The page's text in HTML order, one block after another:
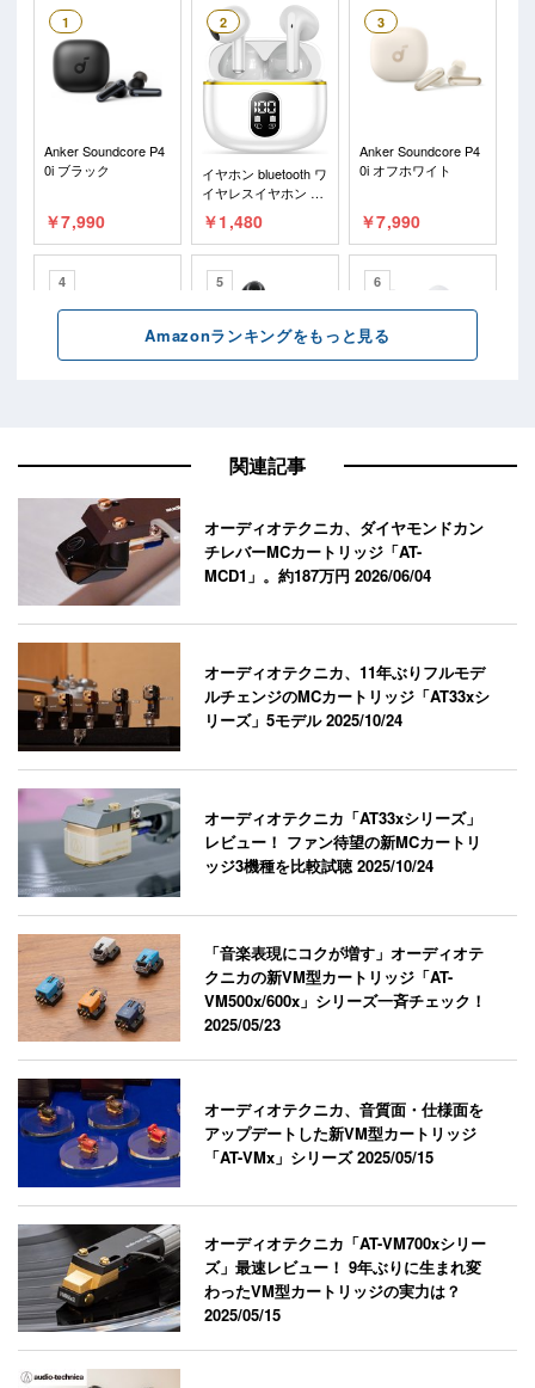
関連記事
オーディオテクニカ、ダイヤモンドカン
チレバーMCカートリッジ「AT-
MCD1」。約187万円2026/06/04
オーディオテクニカ、11年ぶりフルモデ
ルチェンジのMCカートリッジ「AT33xシ
リーズ」5モデル2025/10/24
オーディオテクニカ「AT33xシリーズ」
レビュー！ ファン待望の新MCカートリ
ッジ3機種を比較試聴2025/10/24
「音楽表現にコクが増す」オーディオテ
クニカの新VM型カートリッジ「AT-
VM500x/600x」シリーズ一斉チェック！
2025/05/23
オーディオテクニカ、音質面・仕様面を
アップデートした新VM型カートリッジ
「AT-VMx」シリーズ2025/05/15
オーディオテクニカ「AT-VM700xシリー
ズ」最速レビュー！ 9年ぶりに生まれ変
わったVM型カートリッジの実力は？
2025/05/15